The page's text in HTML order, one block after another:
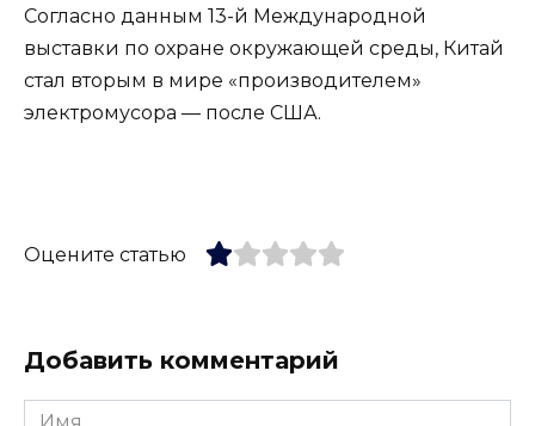
Согласно данным 13-й Международной
выставки по охране окружающей среды, Китай
стал вторым в мире «производителем»
электромусора — после США.
Оцените статью
Добавить комментарий
Имя